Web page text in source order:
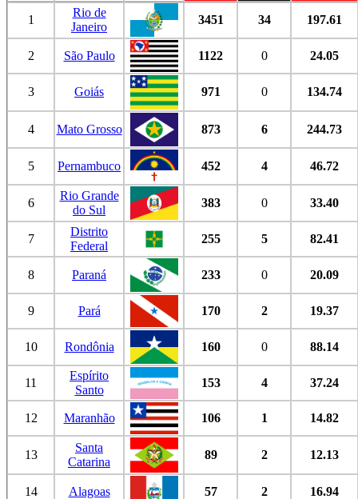
1
Rio de
Janeiro
3451 34 197.61
2 São Paulo 1122 0 24.05
3 Goiás 971 0 134.74
4 Mato Grosso 873 6 244.73
5 Pernambuco 452 4 46.72
6
Rio Grande
do Sul
383 0 33.40
7
Distrito
Federal
255 5 82.41
8 Paraná 233 0 20.09
9 Pará 170 2 19.37
10 Rondônia 160 0 88.14
11
Espírito
Santo
153 4 37.24
12 Maranhão 106 1 14.82
13
Santa
Catarina
89 2 12.13
14 Alagoas 57 2 16.94